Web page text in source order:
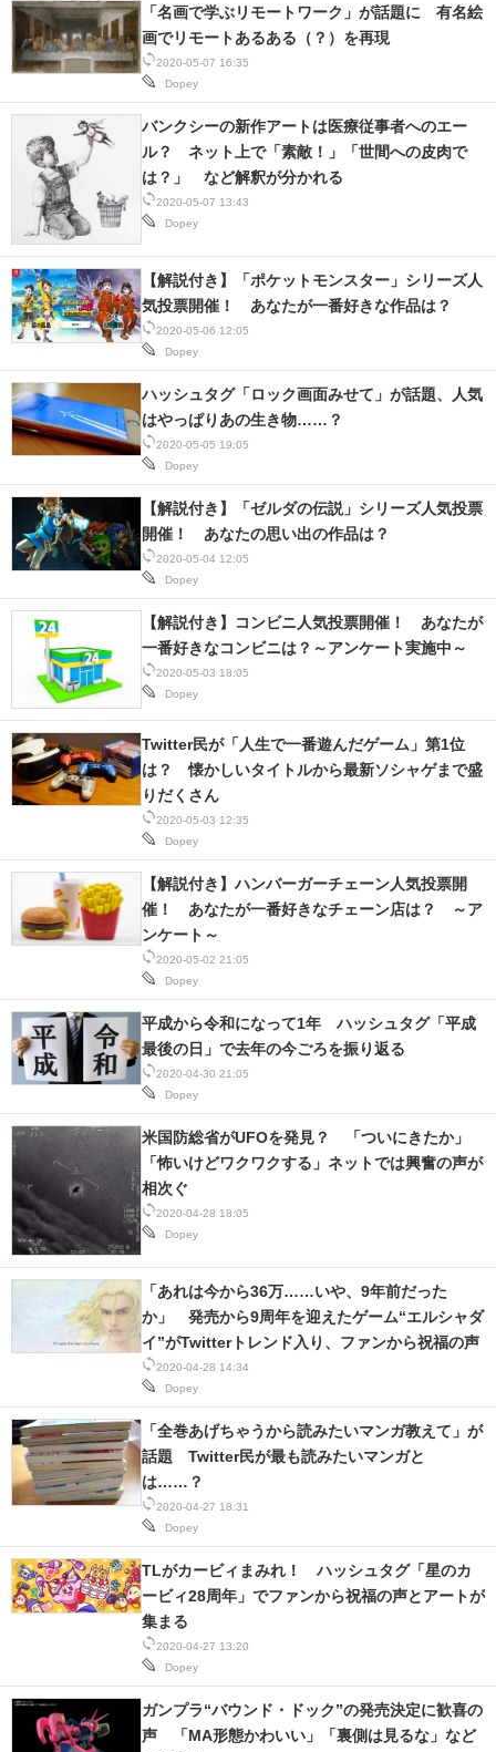
ITエンジニア向け専門サイト
企業向けIT製品の総合サイト
IT製品の技術・比較・事例
製造業のIT導入・活用を支援
モノづくり技術者専門サイト
エレクトロニクス専門サイト
電子設計の基本と応用
エネルギーの専門メディア
建設×テクノロジーの最前線
ちょっと気になるネットの話題
2020-05-07 16:35
Dopey
「名画で学ぶリモートワーク」が話題に 有名絵
画でリモートあるある（？）を再現
2020-05-07 13:43
Dopey
バンクシーの新作アートは医療従事者へのエー
ル？ ネット上で「素敵！」「世間への皮肉で
は？」 など解釈が分かれる
2020-05-06 12:05
Dopey
【解説付き】「ポケットモンスター」シリーズ人
気投票開催！ あなたが一番好きな作品は？
2020-05-05 19:05
Dopey
ハッシュタグ「ロック画面みせて」が話題、人気
はやっぱりあの生き物……？
2020-05-04 12:05
Dopey
【解説付き】「ゼルダの伝説」シリーズ人気投票
開催！ あなたの思い出の作品は？
2020-05-03 18:05
Dopey
【解説付き】コンビニ人気投票開催！ あなたが
一番好きなコンビニは？～アンケート実施中～
2020-05-03 12:35
Dopey
Twitter民が「人生で一番遊んだゲーム」第1位
は？ 懐かしいタイトルから最新ソシャゲまで盛
りだくさん
2020-05-02 21:05
Dopey
【解説付き】ハンバーガーチェーン人気投票開
催！ あなたが一番好きなチェーン店は？ ～ア
ンケート～
2020-04-30 21:05
Dopey
平成から令和になって1年 ハッシュタグ「平成
最後の日」で去年の今ごろを振り返る
2020-04-28 18:05
Dopey
米国防総省がUFOを発見？ 「ついにきたか」
「怖いけどワクワクする」ネットでは興奮の声が
相次ぐ
2020-04-28 14:34
Dopey
「あれは今から36万……いや、9年前だった
か」 発売から9周年を迎えたゲーム“エルシャダ
イ”がTwitterトレンド入り、ファンから祝福の声
2020-04-27 18:31
Dopey
「全巻あげちゃうから読みたいマンガ教えて」が
話題 Twitter民が最も読みたいマンガと
は……？
2020-04-27 13:20
Dopey
TLがカービィまみれ！ ハッシュタグ「星のカ
ービィ28周年」でファンから祝福の声とアートが
集まる
ガンプラ“バウンド・ドック”の発売決定に歓喜の
声 「MA形態かわいい」「裏側は見るな」など